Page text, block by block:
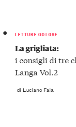
LETTURE GOLOSE
La grigliata:
i consigli di tre
Langa Vol.2
di Luciano Faia